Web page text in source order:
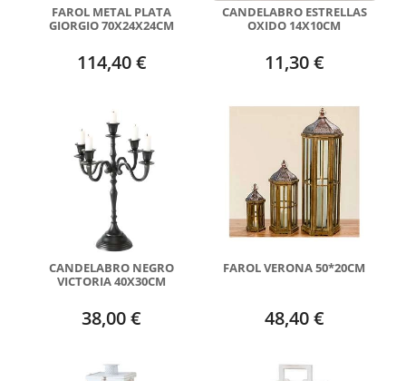
FAROL METAL PLATA
GIORGIO 70X24X24CM
114,40 €
CANDELABRO ESTRELLAS
OXIDO 14X10CM
11,30 €
CANDELABRO NEGRO
VICTORIA 40X30CM
38,00 €
FAROL VERONA 50*20CM
48,40 €